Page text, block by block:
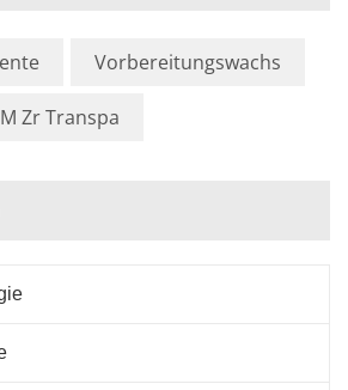
Vorbereitungswachs
Zr Transpa